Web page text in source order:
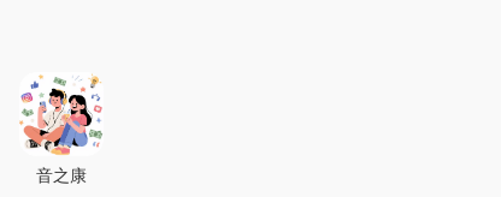
音之康